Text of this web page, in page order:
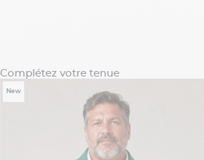
Complétez votre tenue
New